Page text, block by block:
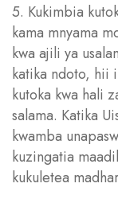
5. Kukimbia
kama mnyama
kwa ajili ya
katika ndoto, hii
kutoka kwa hali
salama. Katika
kwamba
kuzingatia
kukuletea